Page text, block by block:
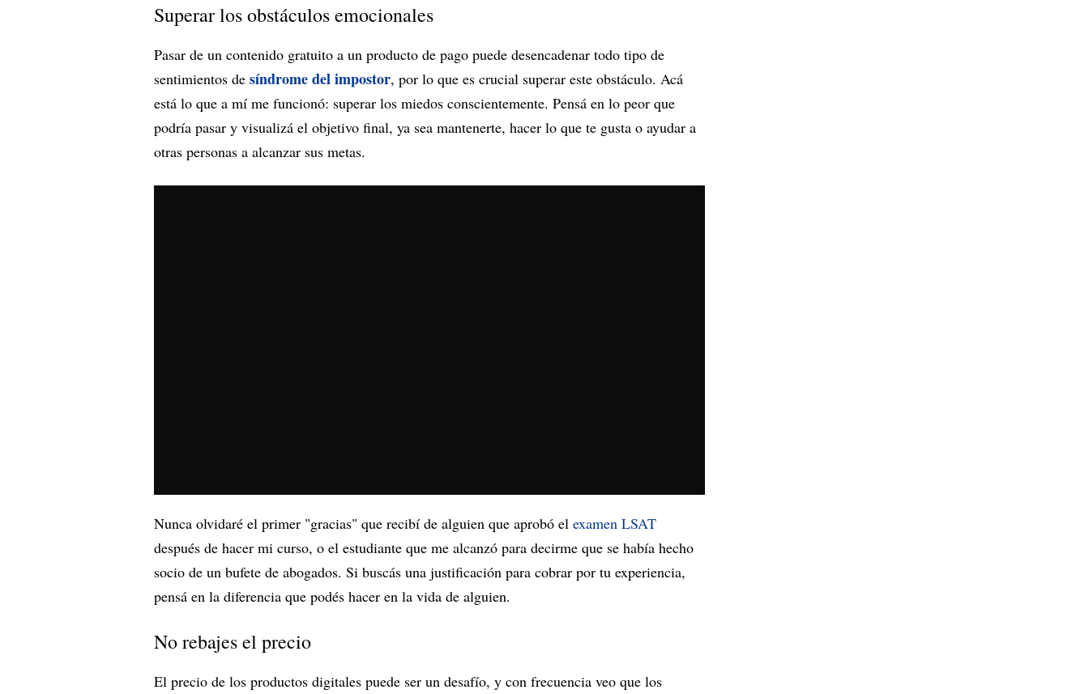
Superar los obstáculos emocionales
Pasar de un contenido gratuito a un producto de pago puede desencadenar todo tipo de
sentimientos de síndrome del impostor, por lo que es crucial superar este obstáculo. Acá
está lo que a mí me funcionó: superar los miedos conscientemente. Pensá en lo peor que
podría pasar y visualizá el objetivo final, ya sea mantenerte, hacer lo que te gusta o ayudar a
otras personas a alcanzar sus metas.
Nunca olvidaré el primer "gracias" que recibí de alguien que aprobó el examen LSAT
después de hacer mi curso, o el estudiante que me alcanzó para decirme que se había hecho
socio de un bufete de abogados. Si buscás una justificación para cobrar por tu experiencia,
pensá en la diferencia que podés hacer en la vida de alguien.
No rebajes el precio
El precio de los productos digitales puede ser un desafío, y con frecuencia veo que los